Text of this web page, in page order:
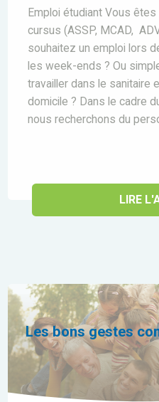
Emploi étudiant Vous
cursus (ASSP, MCAD,
souhaitez un emploi lors
les week-ends ? Ou
travailler dans le sanitaire
domicile ? Dans le cadre
nous recherchons du
LIRE
Les bons gestes